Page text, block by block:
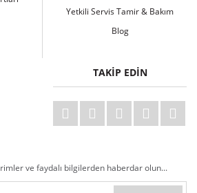
Yetkili Servis Tamir & Bakım
Blog
TAKİP EDİN
ve faydalı bilgilerden haberdar olun...